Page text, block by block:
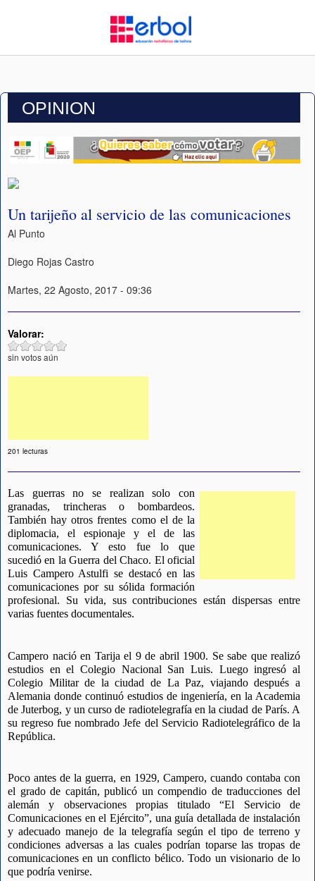
OPINION
Un tarijeño al servicio de las comunicaciones
Al Punto
Diego Rojas Castro
Martes, 22 Agosto, 2017 - 09:36
Valorar:
sin votos aún
201 lecturas
Las guerras no se realizan solo con
granadas, trincheras o bombardeos.
También hay otros frentes como el de la
diplomacia, el espionaje y el de las
comunicaciones. Y esto fue lo que
sucedió en la Guerra del Chaco. El oficial
Luis Campero Astulfi se destacó en las
comunicaciones por su sólida formación
profesional. Su vida, sus contribuciones están dispersas entre
varias fuentes documentales.
Campero nació en Tarija el 9 de abril 1900. Se sabe que realizó
estudios en el Colegio Nacional San Luis. Luego ingresó al
Colegio Militar de la ciudad de La Paz, viajando después a
Alemania donde continuó estudios de ingeniería, en la Academia
de Juterbog, y un curso de radiotelegrafía en la ciudad de París. A
su regreso fue nombrado Jefe del Servicio Radiotelegráfico de la
República.
Poco antes de la guerra, en 1929, Campero, cuando contaba con
el grado de capitán, publicó un compendio de traducciones del
alemán y observaciones propias titulado “El Servicio de
Comunicaciones en el Ejército”, una guía detallada de instalación
y adecuado manejo de la telegrafía según el tipo de terreno y
condiciones adversas a las cuales podrían toparse las tropas de
comunicaciones en un conflicto bélico. Todo un visionario de lo
que podría venirse.